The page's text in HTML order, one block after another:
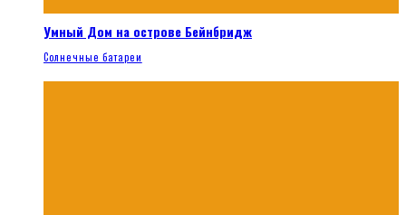
Умный Дом на острове Бейнбридж
Солнечные батареи